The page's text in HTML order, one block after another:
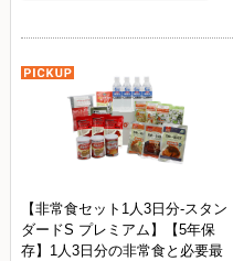
【非常食セット1人3日分-スタン
ダードS プレミアム】【5年保
存】1人3日分の非常食と必要最